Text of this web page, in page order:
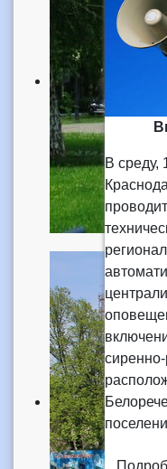
В среду,
сиренно-